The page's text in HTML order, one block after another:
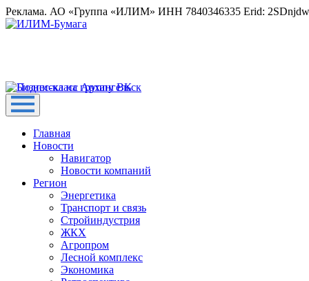
Реклама. АО «Группа «ИЛИМ» ИНН 7840346335 Erid:
Главная
Новости
Навигатор
Новости компаний
Регион
Энергетика
Транспорт и связь
Стройиндустрия
ЖКХ
Агропром
Лесной комплекс
Экономика